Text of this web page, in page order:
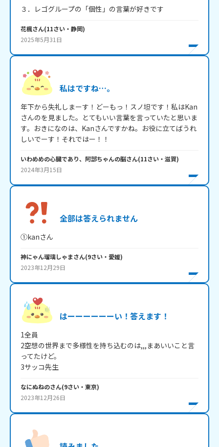
３．レゴグループの「個性」の言葉が好きです
花楓さん(11さい・ 静岡)
2025年5月31日
私はですね…。
年下から失礼しまーす！どーもっ！スノ坦です！私はKan
さんのを見ました。とてもいい言葉を言っていたと思いま
す。おきになのは、Kanさんですかね。お役に立てばうれ
しいでーす！それではー！！
いわめめの心臓であり、阿部ちゃんの脳さん(11さい・ 滋賀)
2024年3月15日
全部は答えられません
神にゃん瑠璃しゃまさん(9さい・ 愛媛)
2023年12月29日
はーーーーーーい！答えます！
1全員
2空想の世界まで多様性を持ち込むのは,,,まあいいこと言
ってたけど。
3サッコ先生
なにぬねのさん(9さい・ 東京)
2023年12月26日